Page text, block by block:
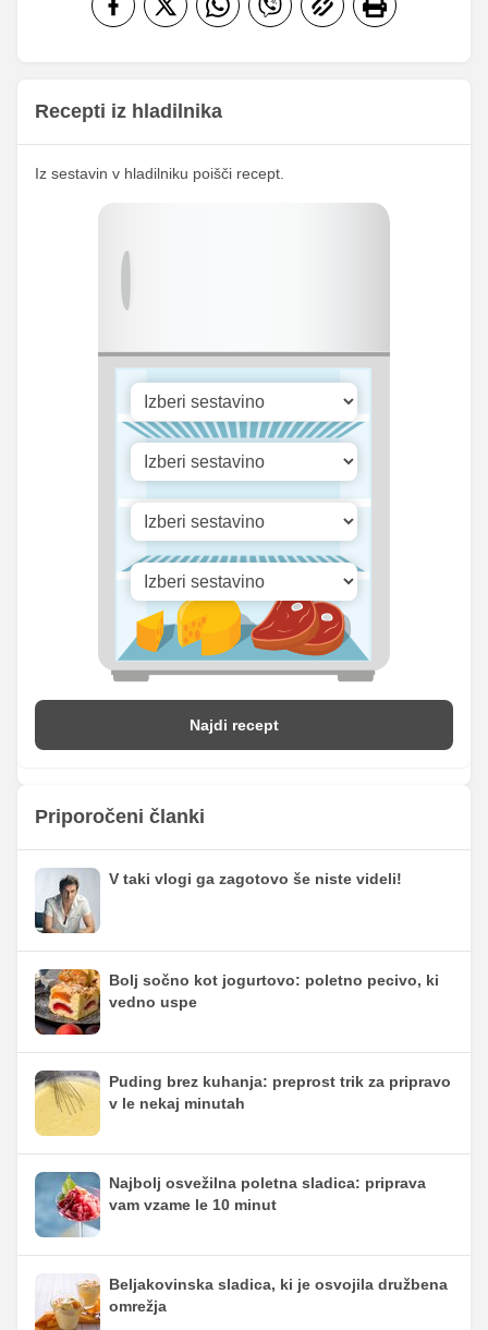
Folna kislina 0 g
0 g
184.82
2541.25
Kalcij
13.05
179.5 mg
Vitamin A
iu
1524.25 iu
0 mg
0 mg
9.29 mg
127.75 mg
0 mg 0 mg
Recepti iz hladilnika
Iz sestavin v hladilniku poišči recept.
Najdi recept
Priporočeni članki
V taki vlogi ga zagotovo še niste videli!
Bolj sočno kot jogurtovo: poletno pecivo, ki
vedno uspe
Puding brez kuhanja: preprost trik za pripravo
v le nekaj minutah
Najbolj osvežilna poletna sladica: priprava
vam vzame le 10 minut
Beljakovinska sladica, ki je osvojila družbena
omrežja